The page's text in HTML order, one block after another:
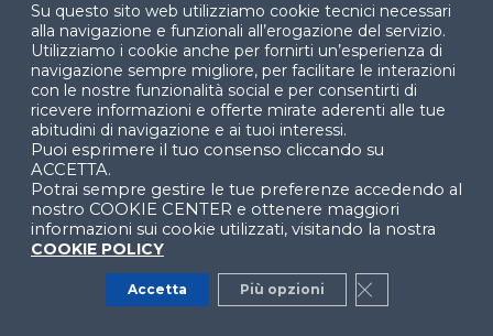
CRM e Privacy: la corretta gestione del
database clienti
WEBINAR
AI for OCX: come garantire la
compliance a GDPR e AI Act
WEBINAR
MarTech Revolution in Marketing & Sales:
Su questo sito web utilizziamo cookie tecnici necessari
alla navigazione e funzionali all’erogazione del servizio.
Utilizziamo i cookie anche per fornirti un’esperienza di
navigazione sempre migliore, per facilitare le interazioni
con le nostre funzionalità social e per consentirti di
ricevere informazioni e offerte mirate aderenti alle tue
abitudini di navigazione e ai tuoi interessi.
Puoi esprimere il tuo consenso cliccando su
ACCETTA.
Potrai sempre gestire le tue preferenze accedendo al
nostro COOKIE CENTER e ottenere maggiori
informazioni sui cookie utilizzati, visitando la nostra
COOKIE POLICY
Accetta Più opzioni Close GDPR